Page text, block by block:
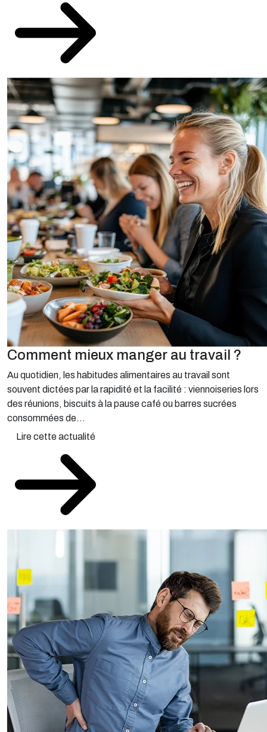
Comment mieux manger au travail ?
Au quotidien, les habitudes alimentaires au travail sont
souvent dictées par la rapidité et la facilité : viennoiseries lors
des réunions, biscuits à la pause café ou barres sucrées
consommées de...
Lire cette actualité